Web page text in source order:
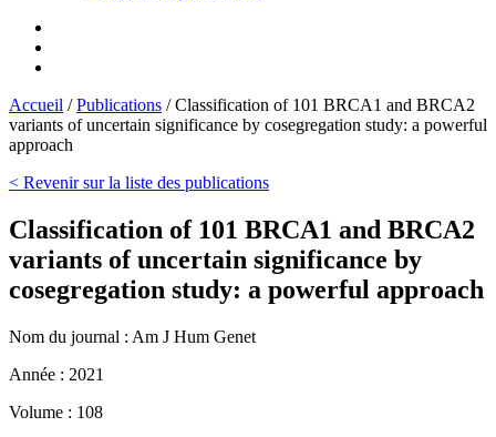
Accueil /Publications /Classification of 101 BRCA1 and BRCA2
variants of uncertain significance by cosegregation study: a powerful
approach
< Revenir sur la liste des publications
Classification of 101 BRCA1 and BRCA2
variants of uncertain significance by
cosegregation study: a powerful approach
Nom du journal : Am J Hum Genet
Année : 2021
Volume : 108